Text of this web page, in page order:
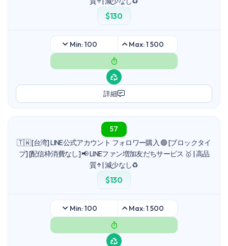
$130
Min: 100 Max: 1 500
詳細
57
🇹🇼 [台湾] LINE公式アカウント フォロワー購入 🟢 [ブロックタイ
プ] [配信枠消費なし] 📢 LINEファン増加友だちサービス 🥇 | 高品
質↑ | 減少なし♻️
$130
Min: 100 Max: 1 500